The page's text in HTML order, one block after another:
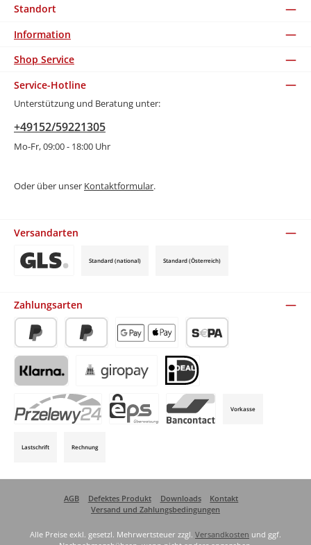
Standort
Information
Shop Service
Service-Hotline
Unterstützung und Beratung unter:
+49152/59221305
Mo-Fr, 09:00 - 18:00 Uhr
Oder über unser Kontaktformular.
Versandarten
Standard (national) Standard (Österreich)
Zahlungsarten
PayPal Später BezahlenApple Pay / Google Pay (via Stripe)
SEPA-Lastschrift (via Stripe)
Klarna (via Stripe)Giropay (via Stripe) iDeal (via Stripe)
Vorkasse
Lastschrift Rechnung
AGB Defektes Produkt Downloads
Kontakt
Versand und Zahlungsbedingungen
Alle Preise exkl. gesetzl. Mehrwertsteuer zzgl. Versandkosten und ggf.